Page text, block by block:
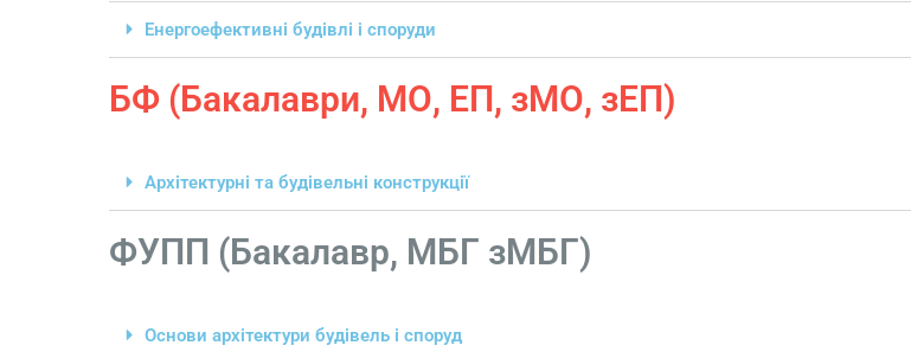
Енергоефективні будівлі і споруди
БФ (Бакалаври, МО, ЕП, зМО, зЕП)
Архітектурні та будівельні конструкції
ФУПП (Бакалавр, МБГ зМБГ)
Основи архітектури будівель і споруд